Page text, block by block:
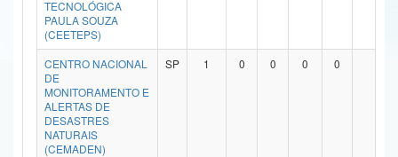
Advocacia-Geral da União
Banco Central do Brasil
TECNOLÓGICA
PAULA SOUZA
(CEETEPS)
CENTRO NACIONAL
DE
MONITORAMENTO E
ALERTAS DE
DESASTRES
NATURAIS
(CEMADEN)
SP 1 0 0 0 0